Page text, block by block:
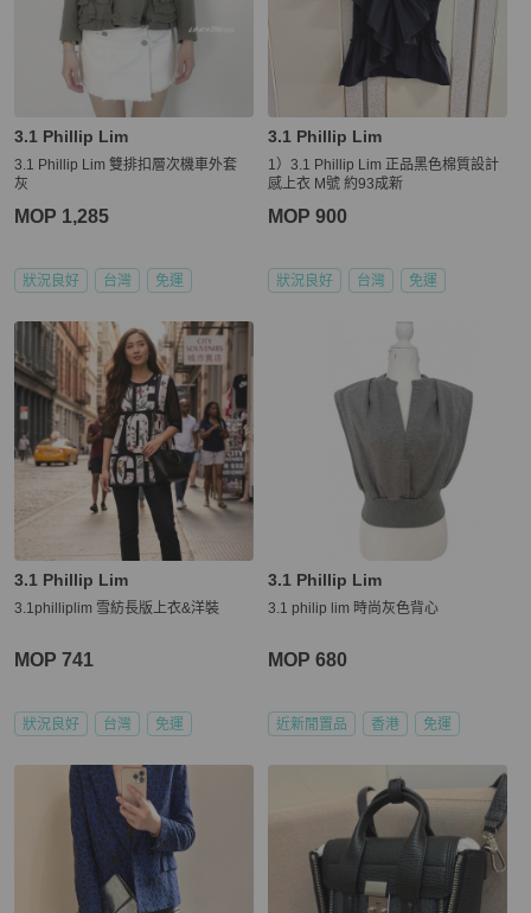
3.1 Phillip Lim
3.1 Phillip Lim 雙排扣層次機車外套
灰
MOP 1,285
狀況良好 台灣 免運
3.1 Phillip Lim
1）3.1 Phillip Lim 正品黑色棉質設計
感上衣 M號 約93成新
MOP 900
狀況良好 台灣 免運
3.1 Phillip Lim
3.1philliplim 雪紡長版上衣&洋裝
MOP 741
狀況良好 台灣 免運
3.1 Phillip Lim
3.1 philip lim 時尚灰色背心
MOP 680
近新閒置品 香港 免運